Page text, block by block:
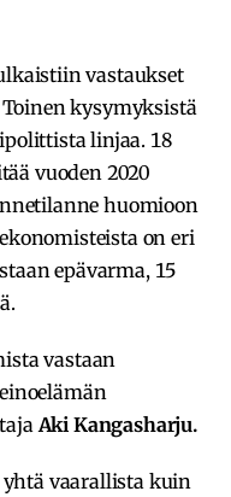
vastaukset
kysymyksistä
linjaa. 18
vuoden 2020
huomioon
on eri
epävarma, 15
vastaan
Aki Kangasharju.
vaarallista kuin